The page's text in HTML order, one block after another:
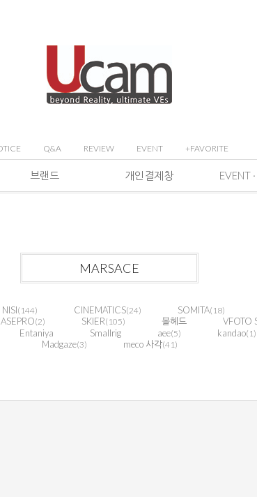
Q&A REVIEW EVENT +FAVORITE
브랜드 개인결제창
MARSACE
NISI(144) CINEMATICS(24) SOMITA(18)
(2) SKIER(105) 볼헤드 VFOTO
Entaniya Smallrig aee(5) kandao(1)
Madgaze(3) meco 사각(41)